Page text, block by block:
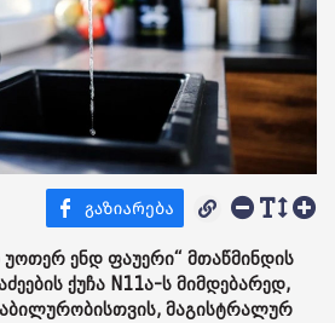
უოთერ ენდ ფაუერი“ მთაწმინდის
ქუჩა N11ა-ს მიმდებარედ,
მაგისტრალურ